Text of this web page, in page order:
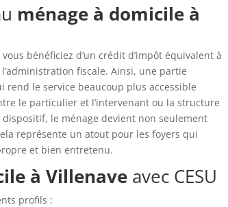
ménage à domicile à
vous bénéficiez d’un crédit d’impôt équivalent à
fiscale. Ainsi, une partie
rend le service beaucoup plus accessible
le particulier et l’intervenant ou la structure
le ménage devient non seulement
représente un atout pour les foyers qui
et bien entretenu.
à Villenave avec CESU
profils :